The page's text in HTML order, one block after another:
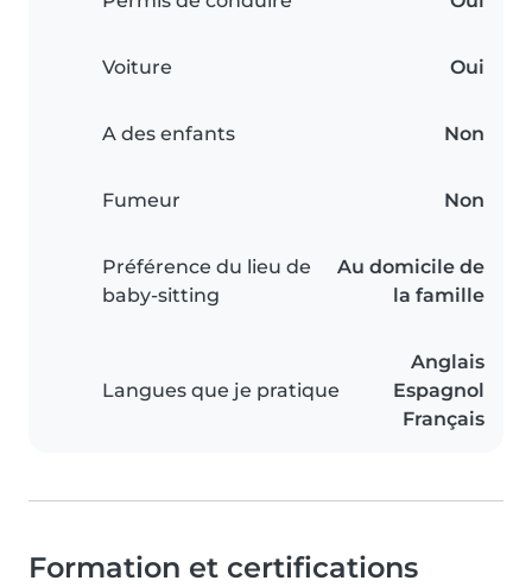
Voiture Oui
A des enfants Non
Fumeur Non
Préférence du lieu de
baby-sitting
Au domicile de
la famille
Langues que je pratique
Anglais
Espagnol
Français
Formation et certifications